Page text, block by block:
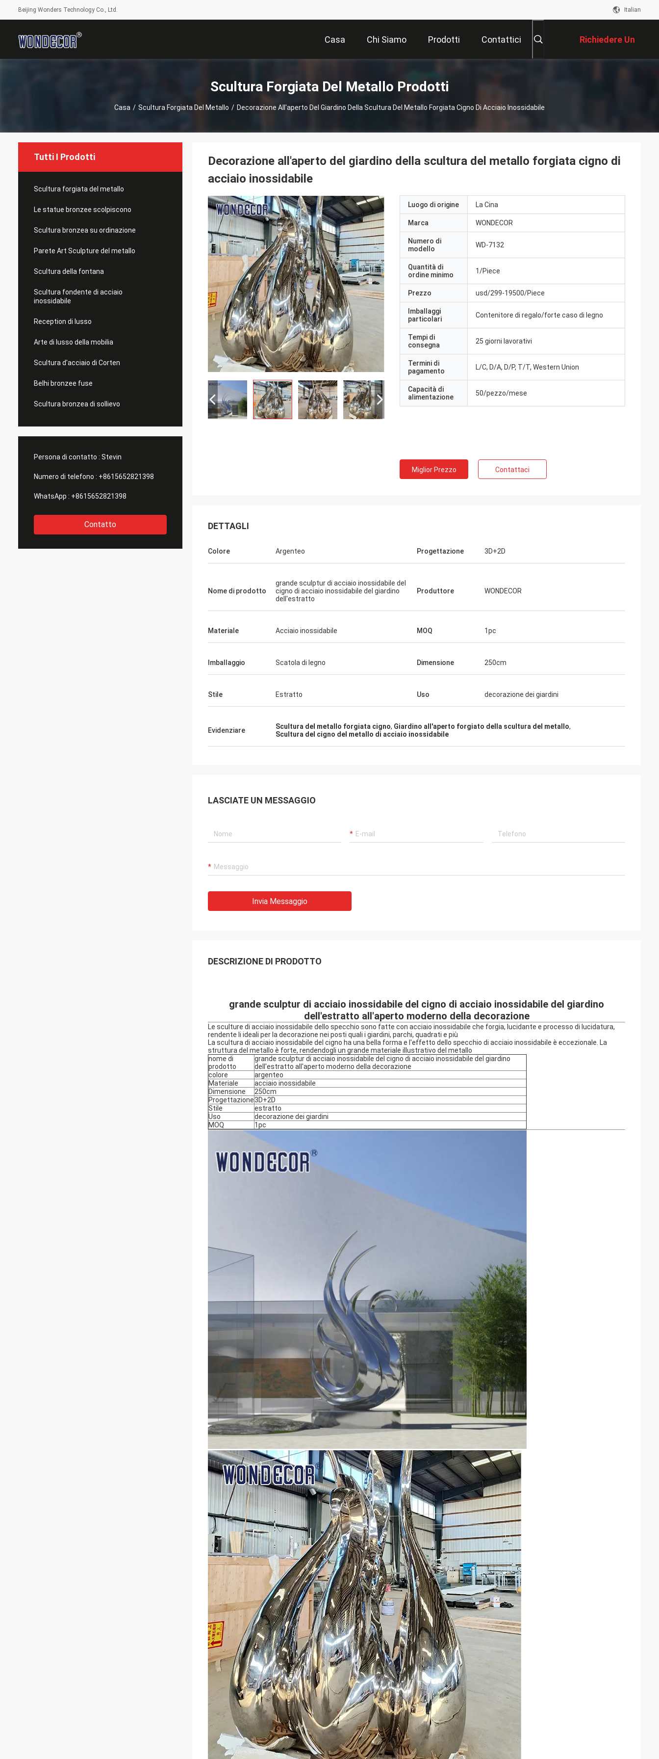
Beijing Wonders Technology Co., Ltd. Italian
Casa Chi Siamo Prodotti Contattici Richiedere Un
Preventivo
Scultura Forgiata Del Metallo Prodotti
Casa / Scultura Forgiata Del Metallo / Decorazione All'aperto Del Giardino Della Scultura Del Metallo Forgiata Cigno Di Acciaio Inossidabile
Tutti I Prodotti
Scultura forgiata del metallo
Le statue bronzee scolpiscono
Scultura bronzea su ordinazione
Parete Art Sculpture del metallo
Scultura della fontana
Scultura fondente di acciaio
inossidabile
Reception di lusso
Arte di lusso della mobilia
Scultura d'acciaio di Corten
Belhi bronzee fuse
Scultura bronzea di sollievo
Persona di contatto : Stevin
Numero di telefono : +8615652821398
WhatsApp : +8615652821398
Contatto
Decorazione all'aperto del giardino della scultura del metallo forgiata cigno di
acciaio inossidabile
Luogo di origine La Cina
Marca WONDECOR
Numero di
modello
WD-7132
Quantità di
ordine minimo
1/Piece
Prezzo usd/299-19500/Piece
Imballaggi
particolari
Contenitore di regalo/forte caso di legno
Tempi di
consegna
25 giorni lavorativi
Termini di
pagamento
L/C, D/A, D/P, T/T, Western Union
Capacità di
alimentazione
50/pezzo/mese
Miglior Prezzo Contattaci
DETTAGLI
Colore Argenteo Progettazione 3D+2D
Nome di prodotto
grande sculptur di acciaio inossidabile del
cigno di acciaio inossidabile del giardino
dell'estratto
Produttore WONDECOR
Materiale Acciaio inossidabile MOQ 1pc
Imballaggio Scatola di legno Dimensione 250cm
Stile Estratto Uso decorazione dei giardini
Evidenziare Scultura del metallo forgiata cigno, Giardino all'aperto forgiato della scultura del metallo,
Scultura del cigno del metallo di acciaio inossidabile
LASCIATE UN MESSAGGIO
Invia Messaggio
DESCRIZIONE DI PRODOTTO
grande sculptur di acciaio inossidabile del cigno di acciaio inossidabile del giardino
dell'estratto all'aperto moderno della decorazione
Le sculture di acciaio inossidabile dello specchio sono fatte con acciaio inossidabile che forgia, lucidante e processo di lucidatura,
rendente li ideali per la decorazione nei posti quali i giardini, parchi, quadrati e più
La scultura di acciaio inossidabile del cigno ha una bella forma e l'effetto dello specchio di acciaio inossidabile è eccezionale. La
struttura del metallo è forte, rendendogli un grande materiale illustrativo del metallo
nome di
prodotto
grande sculptur di acciaio inossidabile del cigno di acciaio inossidabile del giardino
dell'estratto all'aperto moderno della decorazione
colore
argenteo
Materiale
acciaio inossidabile
Dimensione
250cm
Progettazione3D+2D
Stile
estratto
Uso
decorazione dei giardini
MOQ
1pc